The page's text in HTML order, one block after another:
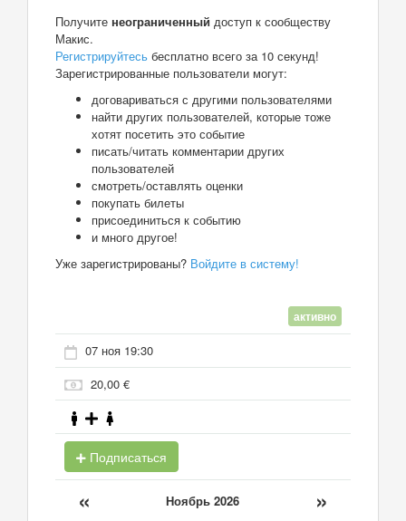
Получите неограниченный доступ к сообществу
Макис.
Регистрируйтесь бесплатно всего за 10 секунд!
Зарегистрированные пользователи могут:
договариваться с другими пользователями
найти других пользователей, которые тоже
хотят посетить это событие
писать/читать комментарии других
пользователей
смотреть/оставлять оценки
покупать билеты
присоединиться к событию
и много другое!
Уже зарегистрированы? Войдите в систему!
активно
07 ноя 19:30
20,00 €
Подписаться
« Ноябрь 2026 »